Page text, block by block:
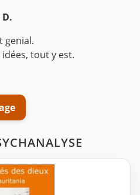
genial.
tout y est.